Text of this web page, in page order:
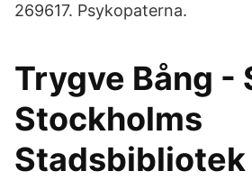
269617. Psykopaterna.
Trygve Bång -
Stockholms
Stadsbibliotek